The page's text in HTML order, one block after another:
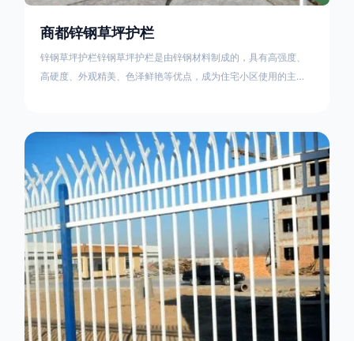
商都锌钢草坪护栏
锌钢草坪护栏锌钢草坪护栏是由锌钢材料制成的，具有高强度、
高硬度、外观精美、色泽鲜艳等优点，成为住宅小区使用的主流
的使用方法主要是应用在人员行走的边界处，这就需要锌钢草坪
护栏产品的表面设计较为圆滑，减少人员不小心碰触锌钢草坪护
栏产品的伤害值。在安装前，土木建筑为砖砌或混凝土浇筑奠定
了的基础